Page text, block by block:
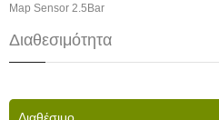
Map Sensor 2.5Bar
Διαθεσιμότητα
Διαθέσιμο